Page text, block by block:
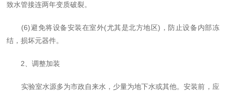
致水管接连两年变质破裂。
(6)避免将设备安装在室外(尤其是北方地区)，防止设备内部冻
结，损坏元器件。
2、调整加装
实验室水源多为市政自来水，少量为地下水或其他。安装前，应